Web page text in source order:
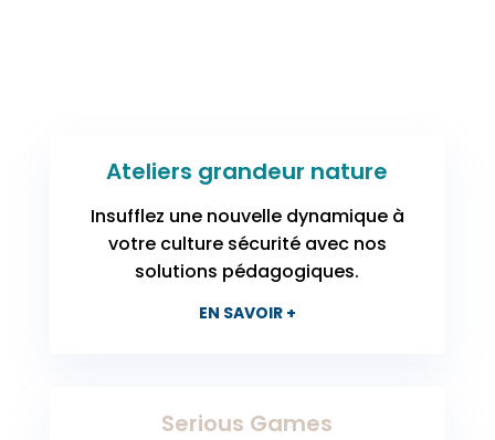
Ateliers grandeur nature
Insufflez une nouvelle dynamique à
votre culture sécurité avec nos
solutions pédagogiques.
EN SAVOIR +
Serious Games